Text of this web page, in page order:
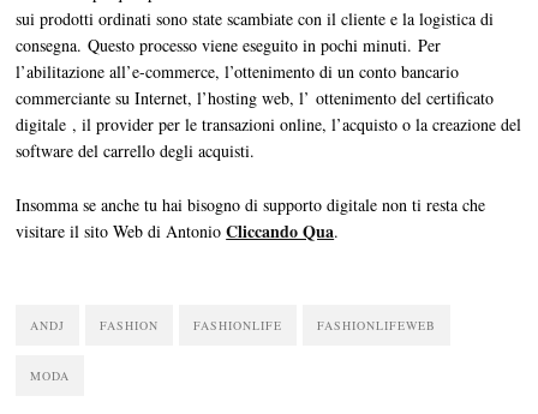
sui prodotti ordinati sono state scambiate con il cliente e la logistica di
consegna. Questo processo viene eseguito in pochi minuti. Per
l’abilitazione all’e-commerce, l’ottenimento di un conto bancario
commerciante su Internet, l’hosting web, l’ ottenimento del certificato
digitale , il provider per le transazioni online, l’acquisto o la creazione del
software del carrello degli acquisti.
Insomma se anche tu hai bisogno di supporto digitale non ti resta che
visitare il sito Web di AntonioCliccando Qua.
ANDJ FASHION FASHIONLIFE FASHIONLIFEWEB
MODA